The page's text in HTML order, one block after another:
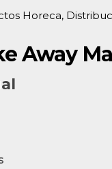
Horeca,
Away